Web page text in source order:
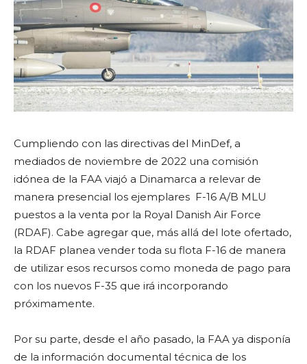
Cumpliendo con las directivas del MinDef, a
mediados de noviembre de 2022 una comisión
idónea de la FAA viajó a Dinamarca a relevar de
manera presencial los ejemplares F-16 A/B MLU
puestos a la venta por la Royal Danish Air Force
(RDAF). Cabe agregar que, más allá del lote ofertado,
la RDAF planea vender toda su flota F-16 de manera
de utilizar esos recursos como moneda de pago para
con los nuevos F-35 que irá incorporando
próximamente.
Por su parte, desde el año pasado, la FAA ya disponía
de la información documental técnica de los